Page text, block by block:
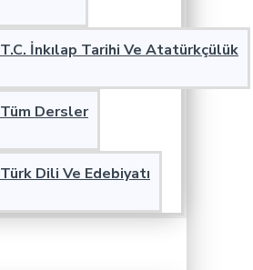
T.C. İnkılap Tarihi Ve Atatürkçülük
Tüm Dersler
Türk Dili Ve Edebiyatı